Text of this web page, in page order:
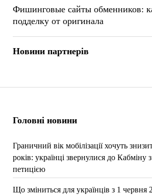
Головні новини
Граничний вік мобілізації хочуть
років: українці звернулися до Кабміну
петицією
Що зміниться для українців з 1 червня
Фишинговые сайты обменников:
подделку от оригинала
Новини партнерів